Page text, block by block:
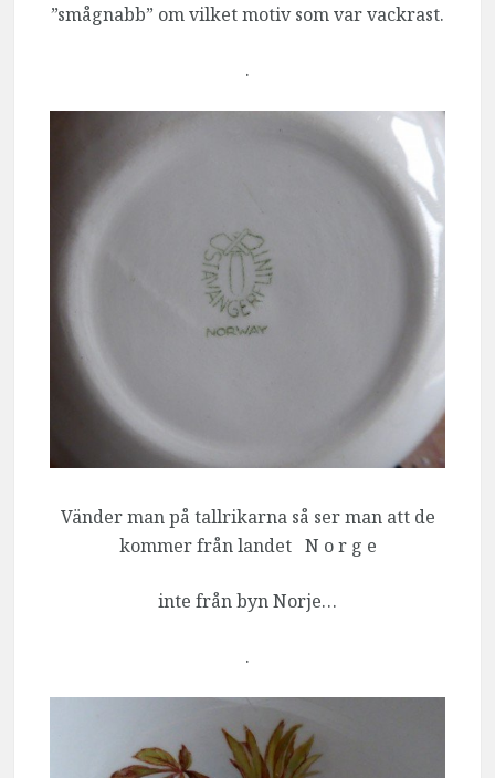
”smågnabb” om vilket motiv som var vackrast.
.
Vänder man på tallrikarna så ser man att de
kommer från landet N o r g e
inte från byn Norje…
.